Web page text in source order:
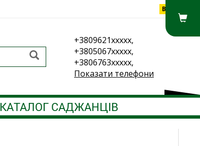
Вхід
+3809621xxxxx,
+3805067xxxxx,
+3806763xxxxx,
Показати телефони
КАТАЛОГ САДЖАНЦІВ